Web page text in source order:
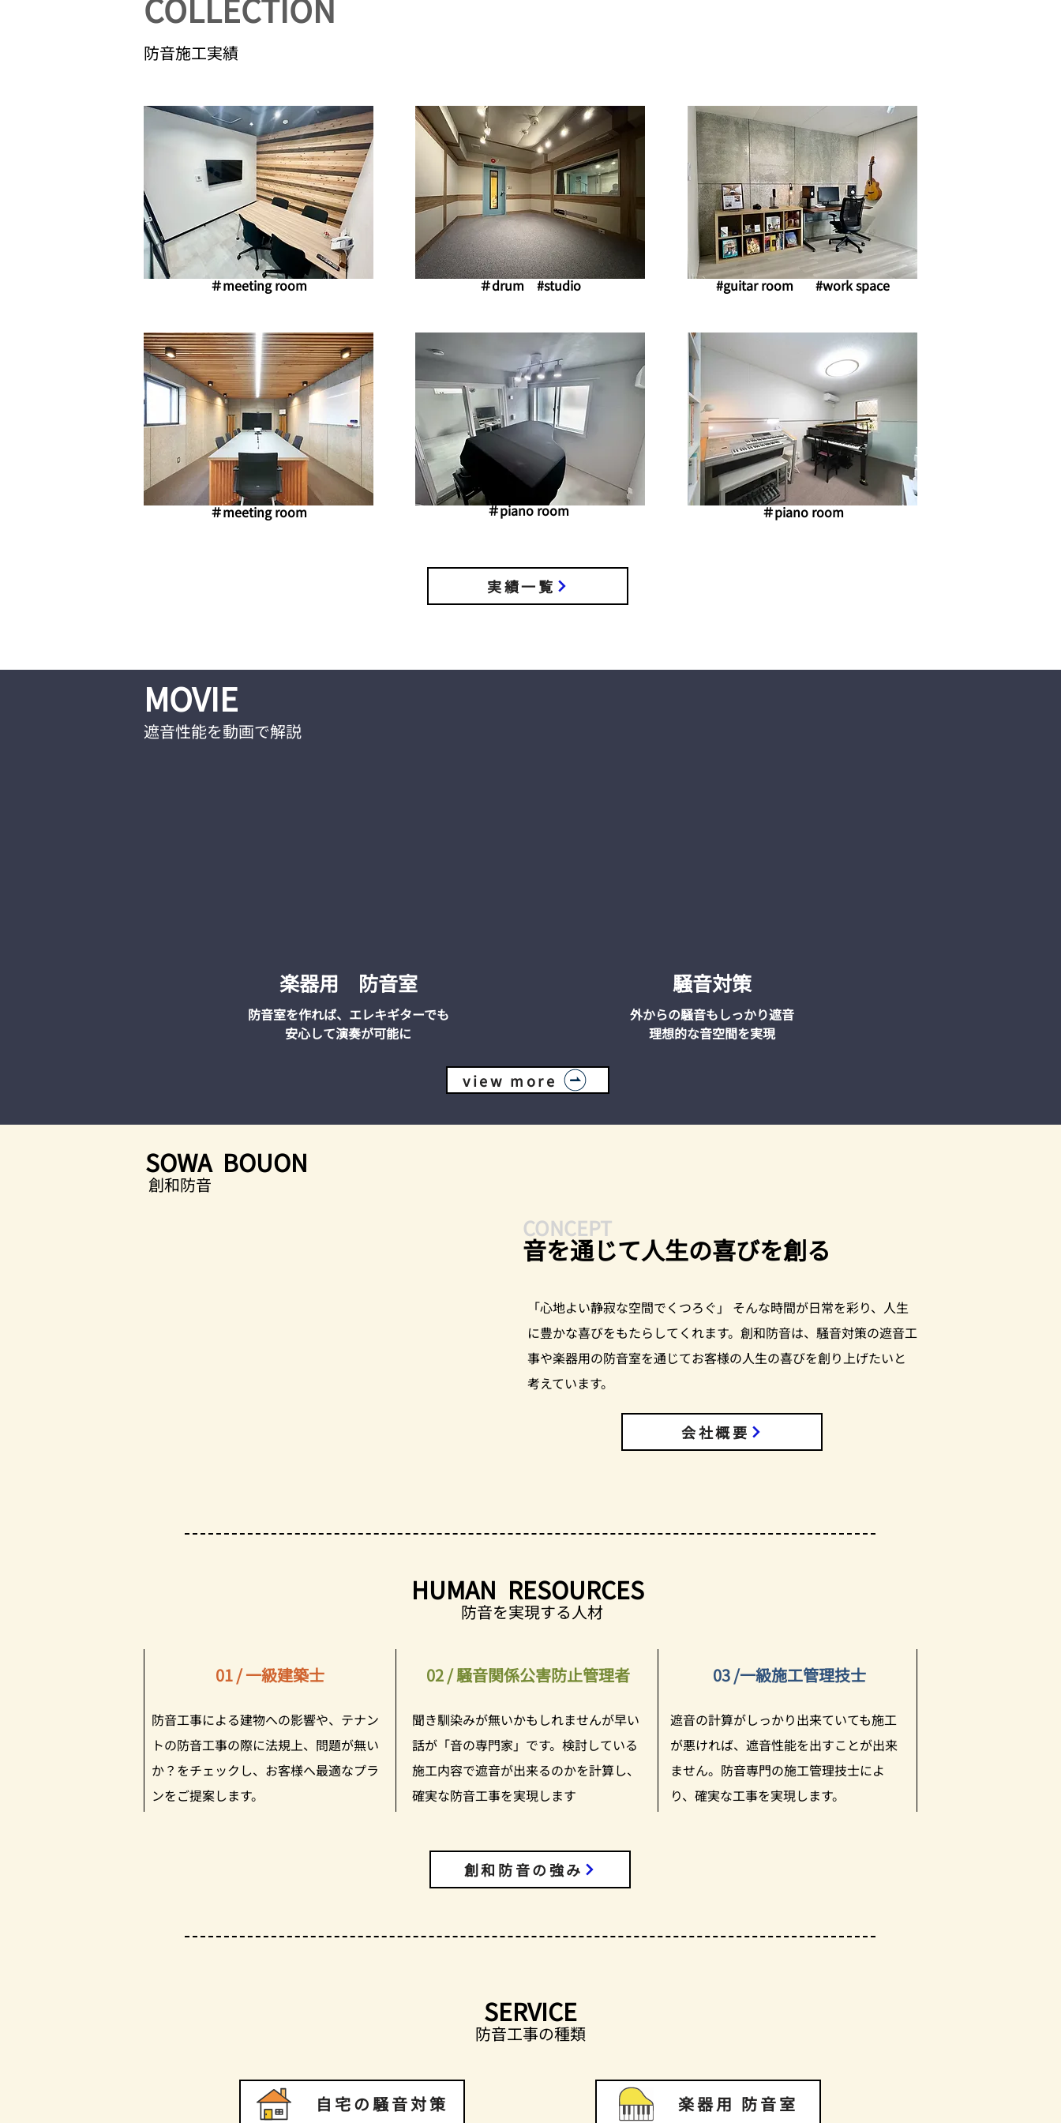
​COLLECTION
防音施工実績
​＃meeting room ​＃drum #studio ​#guitar room #work space
​＃meeting room ​＃piano room ​＃piano room
実績一覧
MOVIE
遮音性能を動画で解説
楽器用 防音室
防音室を作れば、エレキギターでも
安心して演奏が可能に
騒音対策
外からの騒音もしっかり遮音
​理想的な音空間を実現
view more
SOWA BOUON
創和防音
CONCEPT
音を通じて人生の喜びを創る
「心地よい静寂な空間でくつろぐ」 そんな時間が日常を彩り、人生
に豊かな喜びをもたらしてくれます。​創和防音は、騒音対策の遮音工
事や楽器用の防音室を通じてお客様の人生の喜びを創り上げたいと
考えています。
会社概要
HUMAN RESOURCES
防音を実現する人材
01 / 一級建築士
​防音工事による建物への影響や、テナン
トの防音工事の際に法規上、問題が無い
か？をチェックし、お客様へ最適なプラ
ンをご提案します。
02 / 騒音関係公害防止管理者
聞き馴染みが無いかもしれませんが早い
話が「音の専門家」です。検討している
施工内容で遮音が出来るのかを計算し、
確実な防音工事を実現します
03 /一級施工管理技士
​遮音の計算がしっかり出来ていても施工
が悪ければ、遮音性能を出すことが出来
ません。防音専門の施工管理技士によ
り、確実な工事を実現します。
創和防音の強み
SERVICE
防音工事の種類
自宅の騒音対策 楽器用 防音室